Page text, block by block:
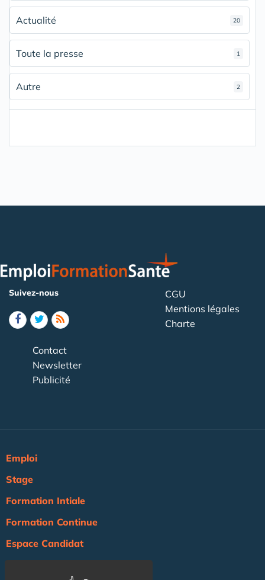
Actualité 20
Toute la presse 1
Autre 2
Suivez-nous
CGU
Mentions légales
Charte
Contact
Newsletter
Publicité
Emploi
Stage
Formation Intiale
Formation Continue
Espace Candidat